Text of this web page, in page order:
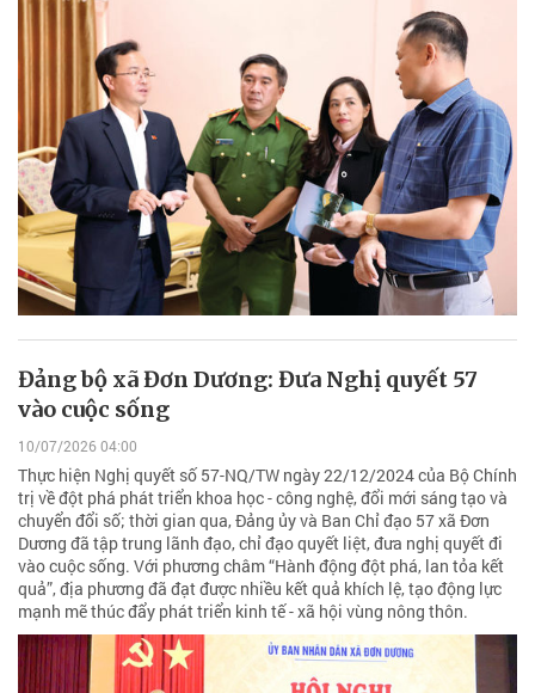
Đảng bộ xã Đơn Dương: Đưa Nghị quyết 57
vào cuộc sống
10/07/2026 04:00
Thực hiện Nghị quyết số 57-NQ/TW ngày 22/12/2024 của Bộ Chính
trị về đột phá phát triển khoa học - công nghệ, đổi mới sáng tạo và
chuyển đổi số; thời gian qua, Đảng ủy và Ban Chỉ đạo 57 xã Đơn
Dương đã tập trung lãnh đạo, chỉ đạo quyết liệt, đưa nghị quyết đi
vào cuộc sống. Với phương châm “Hành động đột phá, lan tỏa kết
quả”, địa phương đã đạt được nhiều kết quả khích lệ, tạo động lực
mạnh mẽ thúc đẩy phát triển kinh tế - xã hội vùng nông thôn.